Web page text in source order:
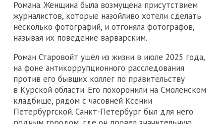
Романа. Женщина была возмущена присутствием
журналистов, которые назойливо хотели сделать
несколько фотографий, и отгоняла фотографов,
называя их поведение варварским.
Роман Старовойт ушёл из жизни в июле 2025 года,
на фоне антикоррупционного расследования
против его бывших коллег по правительству
в Курской области. Его похоронили на Смоленском
кладбище, рядом с часовней Ксении
Петербургской. Санкт-Петербург был для него